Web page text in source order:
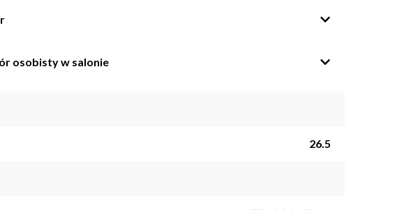
osobisty w salonie
26.5